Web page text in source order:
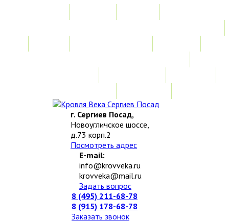
г. Сергиев Посад,
Новоугличское шоссе,
д.73 корп.2
Посмотреть адрес
E-mail:
info@krovveka.ru
krovveka@mail.ru
Задать вопрос
8 (495) 211-68-78
8 (915) 178-68-78
Заказать звонок